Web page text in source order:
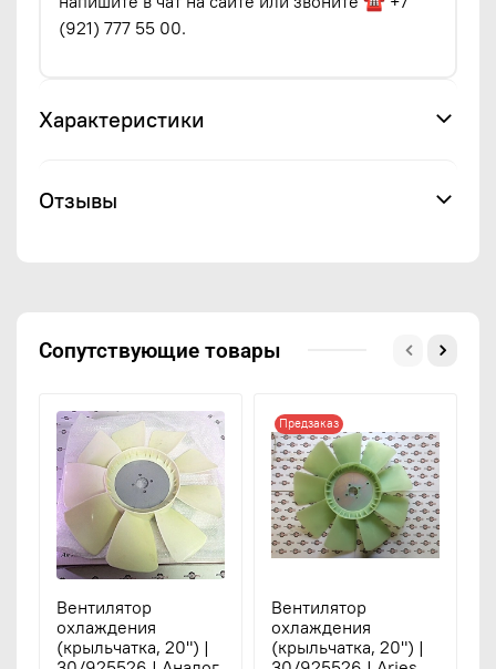
(921) 777 55 00.
Характеристики
Отзывы
Сопутствующие товары
Вентилятор
охлаждения
(крыльчатка, 20") |
Предзаказ
Вентилятор
охлаждения
(крыльчатка, 20") |